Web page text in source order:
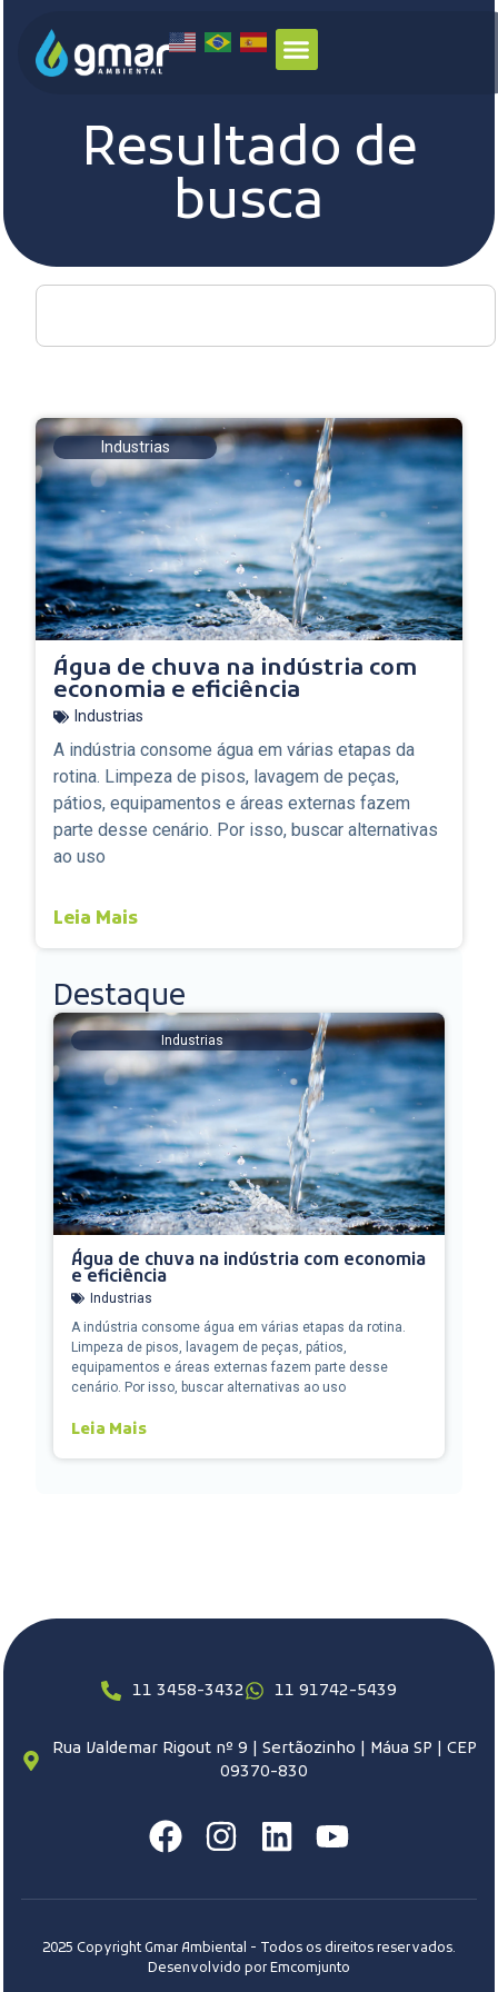
Resultado de
busca
Destaque
Industrias
Água de chuva na indústria com economia
e eficiência
Industrias
A indústria consome água em várias etapas da rotina.
Limpeza de pisos, lavagem de peças, pátios,
equipamentos e áreas externas fazem parte desse
cenário. Por isso, buscar alternativas ao uso
Leia Mais
Industrias
Água de chuva na indústria com
economia e eficiência
Industrias
A indústria consome água em várias etapas da
rotina. Limpeza de pisos, lavagem de peças,
pátios, equipamentos e áreas externas fazem
parte desse cenário. Por isso, buscar alternativas
ao uso
Leia Mais
11 3458-3432 11 91742-5439
Rua Valdemar Rigout nº 9 | Sertãozinho | Máua SP | CEP
09370-830
2025 Copyright Gmar Ambiental - Todos os direitos reservados.
Desenvolvido por Emcomjunto